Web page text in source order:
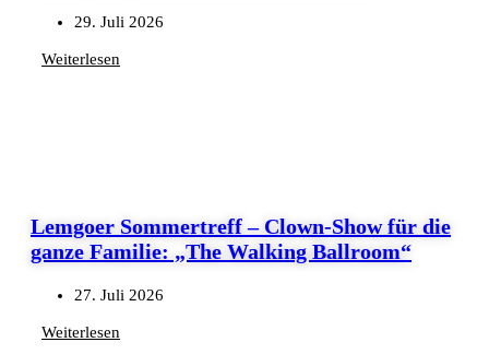
29. Juli 2026
Weiterlesen
Lemgoer Sommertreff – Clown-Show für die
ganze Familie: „The Walking Ballroom“
27. Juli 2026
Weiterlesen